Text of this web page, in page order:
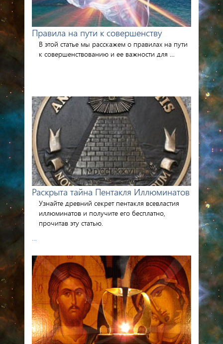
Правила на пути к совершенству
В этой статье мы расскажем о правилах на пути
к совершенствованию и ее важности для …
Раскрыта тайна Пентакля Иллюминатов
Узнайте древний секрет пентакля всевластия
иллюминатов и получите его бесплатно,
прочитав эту статью.
…